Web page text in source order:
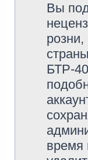
Вы
БТР-
время